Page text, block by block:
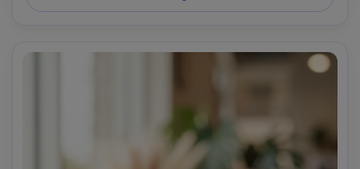
adorabile espressione sonnolenta, classificazione